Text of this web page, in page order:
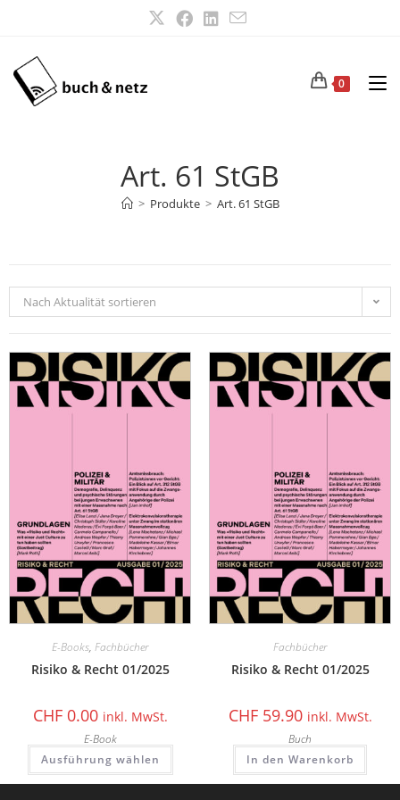
0
Art. 61 StGB
> Produkte > Art. 61 StGB
Nach Aktualität sortieren
E-Books, Fachbücher
Risiko & Recht 01/2025
CHF0.00 inkl. MwSt.
E-Book
Ausführung wählen
Fachbücher
Risiko & Recht 01/2025
CHF59.90 inkl. MwSt.
Buch
In den Warenkorb